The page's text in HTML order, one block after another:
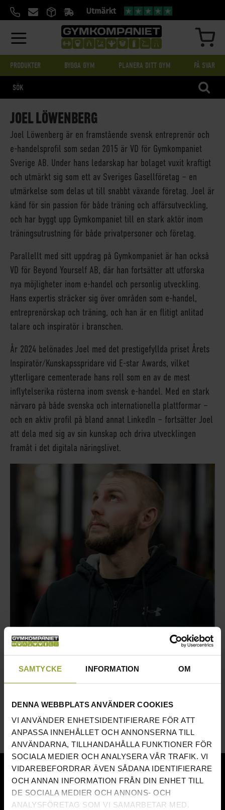
SAMTYCKE INFORMATION OM
DENNA WEBBPLATS ANVÄNDER COOKIES
VI ANVÄNDER ENHETSIDENTIFIERARE FÖR ATT
ANPASSA INNEHÅLLET OCH ANNONSERNA TILL
ANVÄNDARNA, TILLHANDAHÅLLA FUNKTIONER FÖR
SOCIALA MEDIER OCH ANALYSERA VÅR TRAFIK. VI
VIDAREBEFORDRAR ÄVEN SÅDANA IDENTIFIERARE
OCH ANNAN INFORMATION FRÅN DIN ENHET TILL
DE SOCIALA MEDIER OCH ANNONS- OCH
ANALYSFÖRETAG SOM VI SAMARBETAR MED.
TILL
PRODUKTER BYGGA GYM PLANERA DITT GYM FÅ SVAR
JOEL LÖWENBERG
Joel Löwenberg är en framstående svensk entreprenör och
e-handelsprofil som sedan 2015 är VD för Gymkompaniet
Sverige AB. Under hans ledarskap har bolaget vuxit kraftigt
och utmärkt sig som ett av Sveriges Gasellföretag – en
utmärkelse som delas ut till snabbt växande företag. Joel är
känd för sin passion för både träning och affärsutveckling,
och har byggt upp Gymkompaniet till en stark aktör inom
träningsutrustning för både privatpersoner och företag.
Parallellt med sitt uppdrag på Gymkompaniet är han också
VD för Beyond Yourself AB, där han fortsätter att utforska
nya möjligheter inom e-handel och personlig utveckling.
Hans expertis sträcker sig över områden som e-handel,
entreprenörskap och träning, och han är en flitigt anlitad
talare och inspiratör i branschen.
År 2024 belönades Joel med det prestigefyllda priset Årets
Inspiratör/Kunskapsspridare vid E-star Awards, vilket
ytterligare cementerade hans roll som en av de mest
inflytelserika rösterna inom svensk e-handel. Med en stark
närvaro på både svenska och internationella plattformar –
och en aktiv profil på bland annat LinkedIn – fortsätter Joel
att dela med sig av sin kunskap och driva utvecklingen
framåt i det digitala näringslivet.
NÖJDA KUNDER